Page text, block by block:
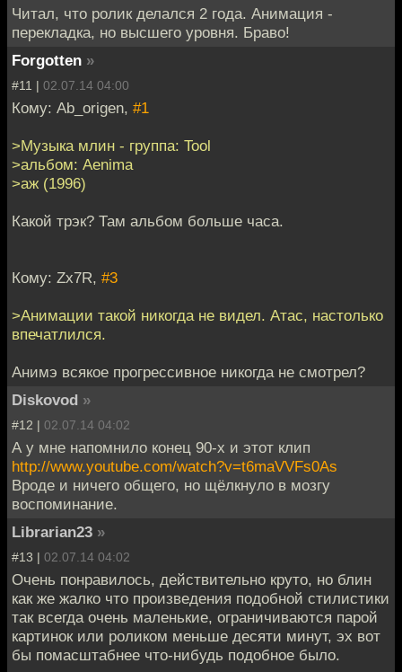
Читал, что ролик делался 2 года. Анимация -
перекладка, но высшего уровня. Браво!
Forgotten »
#11 | 02.07.14 04:00
Кому: Ab_origen, #1
>Музыка млин - группа: Tool
>альбом: Aenima
>аж (1996)
Какой трэк? Там альбом больше часа.
Кому: Zx7R, #3
>Анимации такой никогда не видел. Атас, настолько
впечатлился.
Анимэ всякое прогрессивное никогда не смотрел?
Diskovod »
#12 | 02.07.14 04:02
А у мне напомнило конец 90-х и этот клип
http://www.youtube.com/watch?v=t6maVVFs0As
Вроде и ничего общего, но щёлкнуло в мозгу
воспоминание.
Librarian23 »
#13 | 02.07.14 04:02
Очень понравилось, действительно круто, но блин
как же жалко что произведения подобной стилистики
так всегда очень маленькие, ограничиваются парой
картинок или роликом меньше десяти минут, эх вот
бы помасштабнее что-нибудь подобное было.